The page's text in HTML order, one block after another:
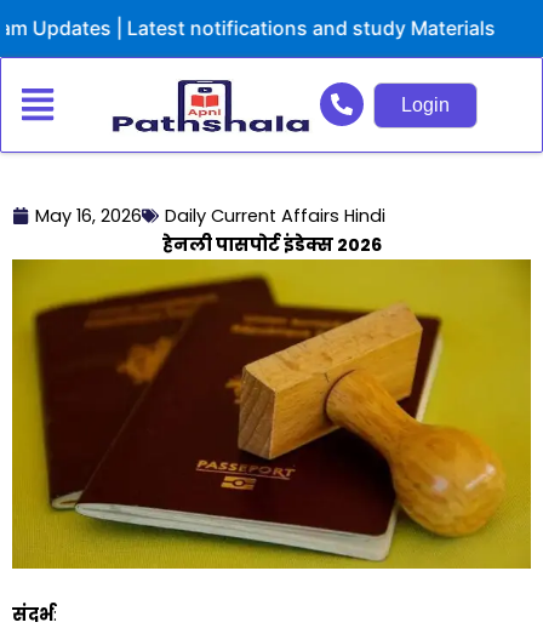
to
| Latest notifications and study Materials
Login
May 16, 2026
Daily Current Affairs Hindi
हेनली पासपोर्ट इंडेक्स 2026
संदर्भ: